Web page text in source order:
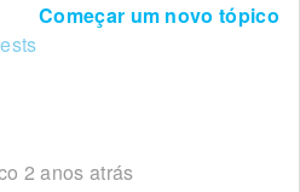
Começar um novo tópico
2 anos atrás